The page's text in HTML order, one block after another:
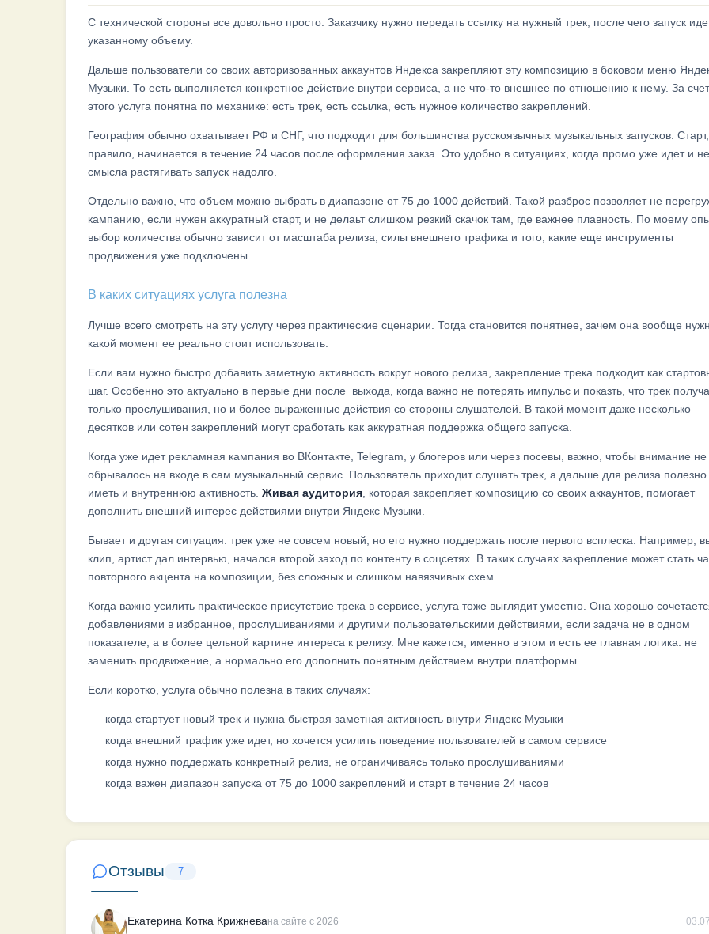
С технической стороны все довольно просто. Заказчику нужно передать ссылку на нужный трек, после чего запуск
указанному объему.
Дальше пользователи со своих авторизованных аккаунтов Яндекса закрепляют эту композицию в боковом меню
Музыки. То есть выполняется конкретное действие внутри сервиса, а не что-то внешнее по отношению к нему. За счет
этого услуга понятна по механике: есть трек, есть ссылка, есть нужное количество закреплений.
География обычно охватывает РФ и СНГ, что подходит для большинства русскоязычных музыкальных запусков. Старт,
правило, начинается в течение 24 часов после оформления закза. Это удобно в ситуациях, когда промо уже идет и
смысла растягивать запуск надолго.
Отдельно важно, что объем можно выбрать в диапазоне от 75 до 1000 действий. Такой разброс позволяет не
кампанию, если нужен аккуратный старт, и не делаьт слишком резкий скачок там, где важнее плавность. По моему
выбор количества обычно зависит от масштаба релиза, силы внешнего трафика и того, какие еще инструменты
продвижения уже подключены.
В каких ситуациях услуга полезна
Лучше всего смотреть на эту услугу через практические сценарии. Тогда становится понятнее, зачем она вообще
какой момент ее реально стоит использовать.
Если вам нужно быстро добавить заметную активность вокруг нового релиза, закрепление трека подходит как
шаг. Особенно это актуально в первые дни после выхода, когда важно не потерять импульс и показть, что трек
только прослушивания, но и более выраженные действия со стороны слушателей. В такой момент даже несколько
десятков или сотен закреплений могут сработать как аккуратная поддержка общего запуска.
Когда уже идет рекламная кампания во ВКонтакте, Telegram, у блогеров или через посевы, важно, чтобы внимание не
обрывалось на входе в сам музыкальный сервис. Пользователь приходит слушать трек, а дальше для релиза полезно
иметь и внутреннюю активность. Живая аудитория, которая закрепляет композицию со своих аккаунтов, помогает
дополнить внешний интерес действиями внутри Яндекс Музыки.
Бывает и другая ситуация: трек уже не совсем новый, но его нужно поддержать после первого всплеска. Например,
клип, артист дал интервью, начался второй заход по контенту в соцсетях. В таких случаях закрепление может стать
повторного акцента на композиции, без сложных и слишком навязчивых схем.
Когда важно усилить практическое присутствие трека в сервисе, услуга тоже выглядит уместно. Она хорошо
добавлениями в избранное, прослушиваниями и другими пользовательскими действиями, если задача не в одном
показателе, а в более цельной картине интереса к релизу. Мне кажется, именно в этом и есть ее главная логика: не
заменить продвижение, а нормально его дополнить понятным действием внутри платформы.
Если коротко, услуга обычно полезна в таких случаях:
когда стартует новый трек и нужна быстрая заметная активность внутри Яндекс Музыки
когда внешний трафик уже идет, но хочется усилить поведение пользователей в самом сервисе
когда нужно поддержать конкретный релиз, не ограничиваясь только прослушиваниями
когда важен диапазон запуска от 75 до 1000 закреплений и старт в течение 24 часов
Отзывы 7
Екатерина Котка Крижневана сайте с 2026